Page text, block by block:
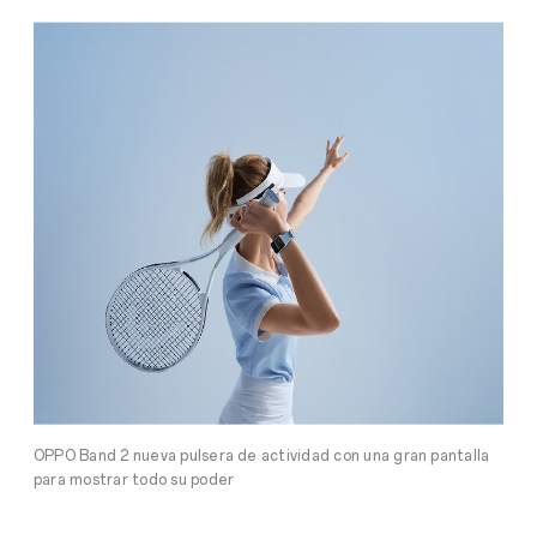
OPPO Band 2 nueva pulsera de actividad con una gran pantalla
para mostrar todo su poder